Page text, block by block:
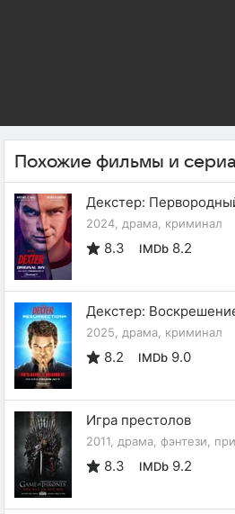
Похожие фильмы и
Декстер:
2024, драма, криминал
8.3 IMDb 8.2
Декстер:
2025, драма, криминал
8.2 IMDb 9.0
Игра престолов
2011, драма, фэнтези,
8.3 IMDb 9.2